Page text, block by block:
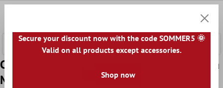
Campione Vetro Pietra Naturale Madreperla
Mosaico Admiral Bianco Argento
Secure your discount now with the code SOMMER5 🌞
Valid on all products except accessories.
Shop now